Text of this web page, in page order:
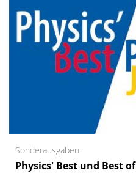
Sonderausgaben
Physics' Best und Best of